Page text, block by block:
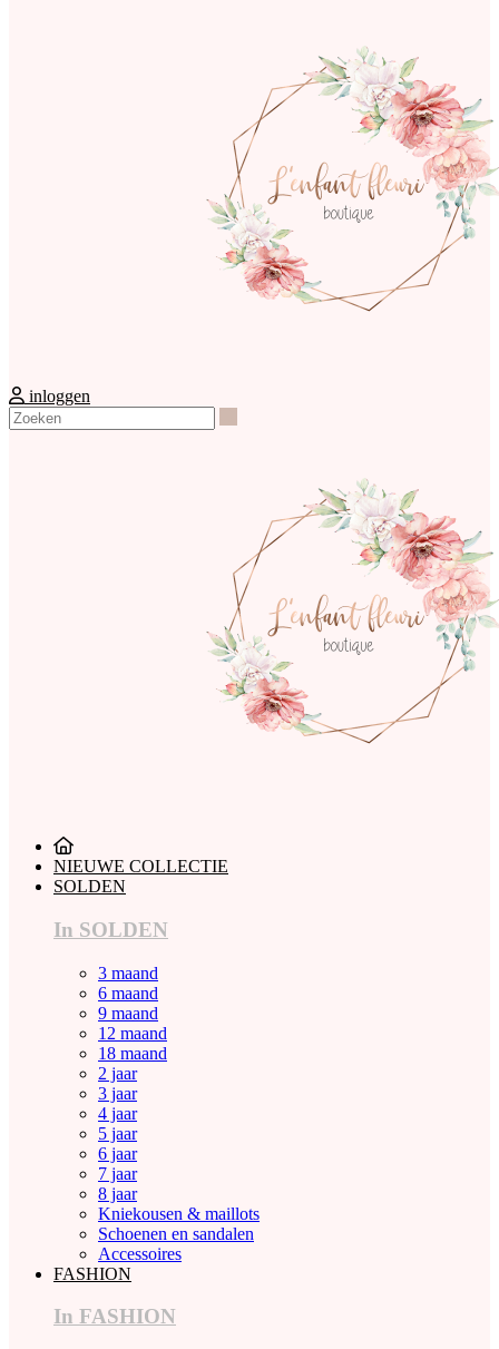
inloggen
NIEUWE COLLECTIE
SOLDEN
In SOLDEN
3 maand
6 maand
9 maand
12 maand
18 maand
2 jaar
3 jaar
4 jaar
5 jaar
6 jaar
7 jaar
8 jaar
Kniekousen & maillots
Schoenen en sandalen
Accessoires
FASHION
In FASHION